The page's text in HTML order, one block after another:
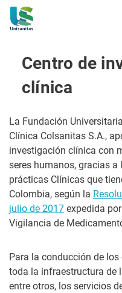
Centro de
clínica
La Fundación
Clínica Colsanitas S.A.,
investigación clínica con
seres humanos, gracias
prácticas Clínicas que
Colombia, según la
julio de 2017 expedida
Vigilancia de
Para la conducción de
toda la infraestructura de
entre otros, los servicios